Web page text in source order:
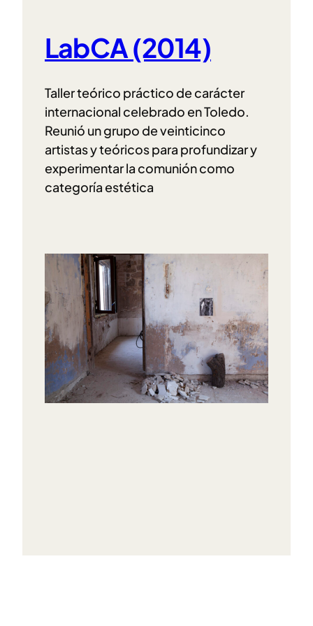
LabCA (2014)
Taller teórico práctico de carácter
internacional celebrado en Toledo.
Reunió un grupo de veinticinco
artistas y teóricos para profundizar y
experimentar la comunión como
categoría estética